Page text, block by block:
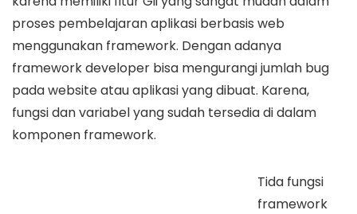
proses pembelajaran aplikasi berbasis web
menggunakan framework. Dengan adanya
framework developer bisa mengurangi jumlah bug
pada website atau aplikasi yang dibuat. Karena,
fungsi dan variabel yang sudah tersedia di dalam
komponen framework.
Tida fungsi
framework